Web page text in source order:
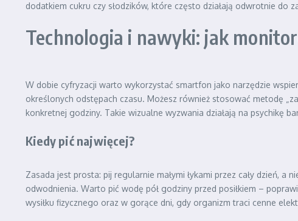
dodatkiem cukru czy słodzików, które często działają odwrotnie do
Technologia i nawyki: jak
W dobie cyfryzacji warto wykorzystać smartfon jako narzędzie
określonych odstępach czasu. Możesz również stosować metodę
konkretnej godziny. Takie wizualne wyzwania działają na psychikę
Kiedy pić najwięcej?
Zasada jest prosta: pij regularnie małymi łykami przez cały dzień,
odwodnienia. Warto pić wodę pół godziny przed posiłkiem –
wysiłku fizycznego oraz w gorące dni, gdy organizm traci cenne